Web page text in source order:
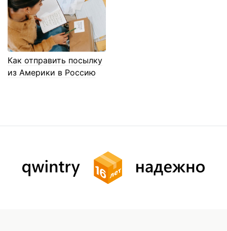
Как отправить посылку
из Америки в Россию